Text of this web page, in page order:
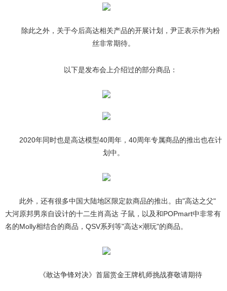
除此之外，关于今后高达相关产品的开展计划，尹正表示作为粉
丝非常期待。
以下是发布会上介绍过的部分商品：
2020年同时也是高达模型40周年，40周年专属商品的推出也在计
划中。
此外，还有很多中国大陆地区限定款商品的推出。由"高达之父"
大河原邦男亲自设计的十二生肖高达 子鼠，以及和POPmart中非常有
名的Molly相结合的商品，QSV系列等"高达×潮玩"的商品。
《敢达争锋对决》首届赏金王牌机师挑战赛敬请期待